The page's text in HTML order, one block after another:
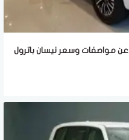
مواصفات وسعر نيسان باترول